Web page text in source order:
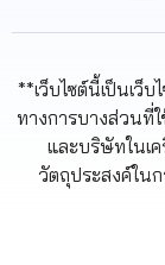
**เว็บไซต์นี้เป็นเว็
ทางการบางส่วนที่
และบริษัทในเ
วัตถุประสงค์ใน